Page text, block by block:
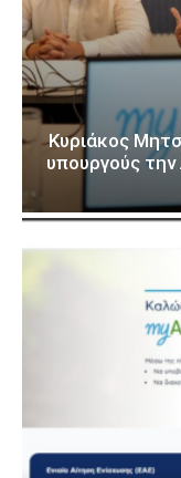
Κυριάκος
υπουργούς